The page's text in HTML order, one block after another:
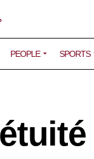
PEOPLE SPORTS